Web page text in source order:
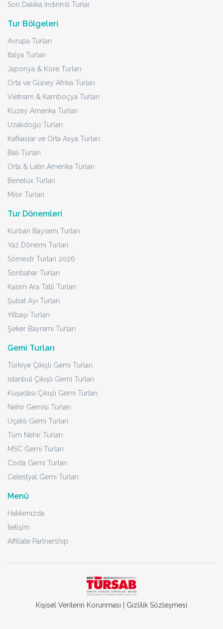
Son Dakika İndirimli Turlar
Tur Bölgeleri
Avrupa Turları
İtalya Turları
Japonya & Kore Turları
Orta ve Güney Afrika Turları
Vietnam & Kamboçya Turları
Kuzey Amerika Turları
Uzakdoğu Turları
Kafkaslar ve Orta Asya Turları
Bali Turları
Orta & Latin Amerika Turları
Benelüx Turları
Mısır Turları
Tur Dönemleri
Kurban Bayramı Turları
Yaz Dönemi Turları
Sömestr Turları 2026
Sonbahar Turları
Kasım Ara Tatil Turları
Şubat Ayı Turları
Yılbaşı Turları
Şeker Bayramı Turları
Gemi Turları
Türkiye Çıkışlı Gemi Turları
İstanbul Çıkışlı Gemi Turları
Kuşadası Çıkışlı Gemi Turları
Nehir Gemisi Turları
Uçaklı Gemi Turları
Tüm Nehir Turları
MSC Gemi Turları
Costa Gemi Turları
Celestyal Gemi Turları
Menü
Hakkımızda
İletişim
Affiliate Partnership
Kişisel Verilerin Korunması Gizlilik Sözleşmesi